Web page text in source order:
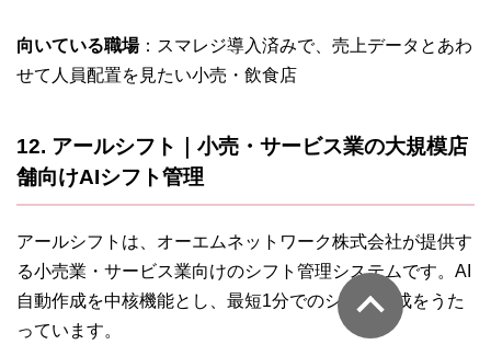
向いている職場：スマレジ導入済みで、売上データとあわ
せて人員配置を見たい小売・飲食店
12. アールシフト｜小売・サービス業の大規模店
舗向けAIシフト管理
アールシフトは、オーエムネットワーク株式会社が提供す
る小売業・サービス業向けのシフト管理システムです。AI
自動作成を中核機能とし、最短1分でのシフト作成をうた
っています。
このペ